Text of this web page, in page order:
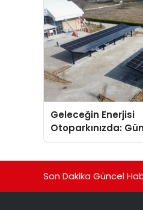
Geleceğin Enerjisi
Otoparkınızda:
Carport (Solar
Son Dakika Güncel